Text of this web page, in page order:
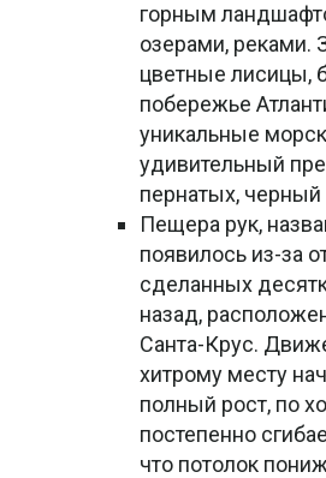
горным
озерами, реками.
цветные лисицы,
побережье
уникальные
удивительный
пернатых, черный
Пещера рук,
появилось из-за
сделанных
назад,
Санта-Крус.
хитрому месту
полный рост, по
постепенно
что потолок